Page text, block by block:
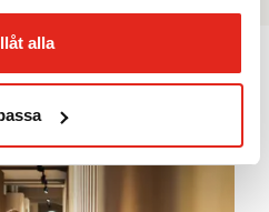
alla